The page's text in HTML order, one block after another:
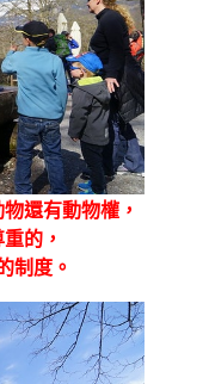
還有動物權，
的，
制度。